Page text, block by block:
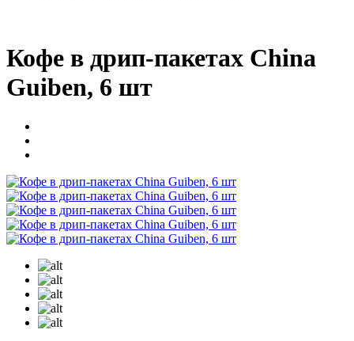
Кофе в дрип-пакетах China
Guiben, 6 шт